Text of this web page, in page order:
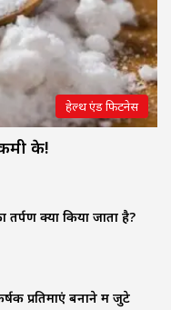
हेल्थ एंड फिटनेस
के!
तर्पण क्यों किया जाता है?
प्रतिमाएं बनाने में जुटे